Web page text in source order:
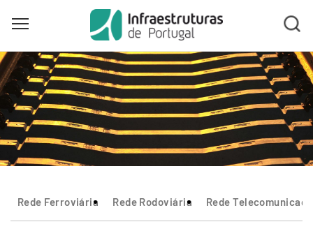
Skip
to
main
content
Toggle main menu visibility
Rede Ferroviária Rede Rodoviária Rede